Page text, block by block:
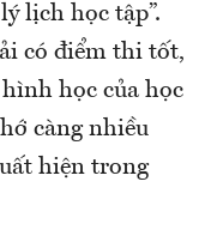
lịch học tập”.
có điểm thi tốt,
học của học
càng nhiều
hiện trong